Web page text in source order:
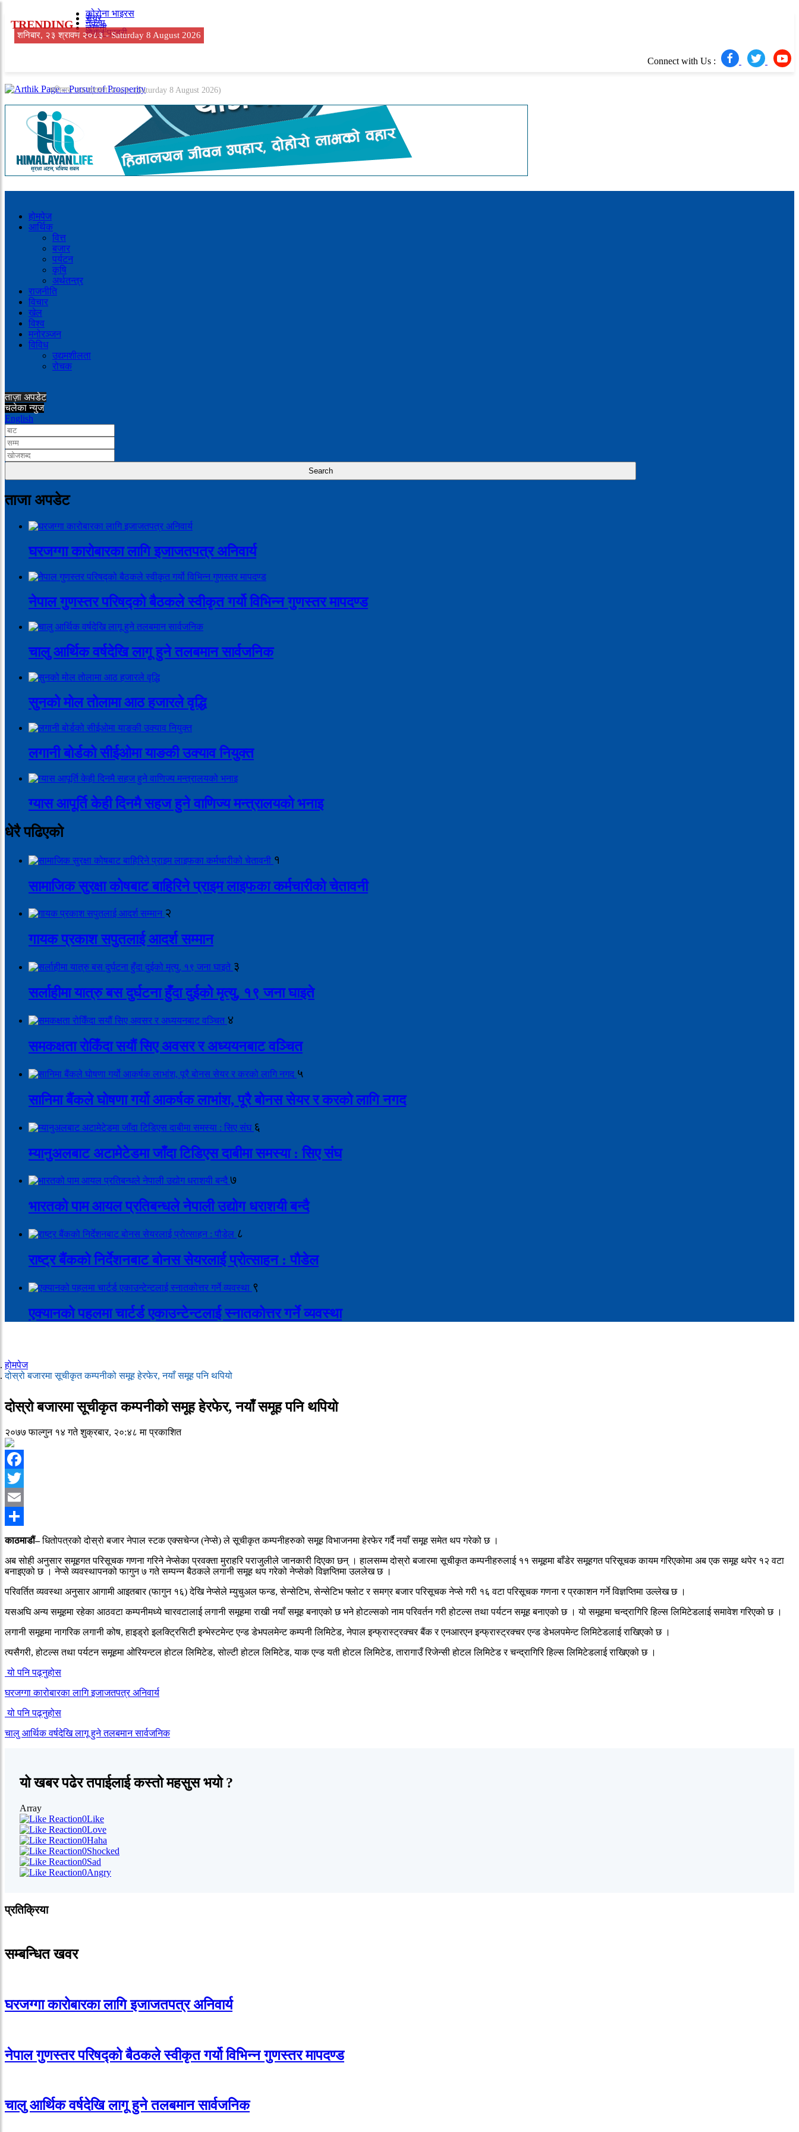
TRENDING
कोरोना भाइरस
सेयर
नेकपा
लगानी
नेपाल प्रहरी
Connect with Us :
शनिबार, २३ श्रावण २०८३ (Saturday 8 August 2026)
शनिबार, २३ श्रावण २०८३ -Saturday 8 August 2026
होमपेज
आर्थिक
वित्त
बजार
पर्यटन
कृषि
अर्थतन्त्र
राजनीति
विचार
खेल
विश्व
मनोरञ्जन
विविध
उद्यमशीलता
रोचक
ताज़ा अपडेट
चलेका न्युज
English
ताजा अपडेट
घरजग्गा कारोबारका लागि इजाजतपत्र अनिवार्य
नेपाल गुणस्तर परिषद्को बैठकले स्वीकृत गर्यो विभिन्न गुणस्तर मापदण्ड
चालु आर्थिक वर्षदेखि लागू हुने तलबमान सार्वजनिक
सुनको मोल तोलामा आठ हजारले वृद्धि
लगानी बोर्डको सीईओमा याङकी उक्याव नियुक्त
ग्यास आपूर्ति केही दिनमै सहज हुने वाणिज्य मन्त्रालयको भनाइ
धेरै पढिएको
१
सामाजिक सुरक्षा कोषबाट बाहिरिने प्राइम लाइफका कर्मचारीको चेतावनी
२
गायक प्रकाश सपुतलाई आदर्श सम्मान
३
सर्लाहीमा यात्रु बस दुर्घटना हुँदा दुईको मृत्यु, १९ जना घाइते
४
समकक्षता रोकिँदा सयौं सिए अवसर र अध्ययनबाट वञ्चित
५
सानिमा बैंकले घोषणा गर्यो आकर्षक लाभांश, पूरै बोनस सेयर र करको लागि नगद
६
म्यानुअलबाट अटामेटेडमा जाँदा टिडिएस दाबीमा समस्या : सिए संघ
७
भारतको पाम आयल प्रतिबन्धले नेपाली उद्योग धराशयी बन्दै
८
राष्ट्र बैंकको निर्देशनबाट बोनस सेयरलाई प्रोत्साहन : पौडेल
९
एक्यानको पहलमा चार्टर्ड एकाउन्टेन्टलाई स्नातकोत्तर गर्ने व्यवस्था
होमपेज
दोस्रो बजारमा सूचीकृत कम्पनीको समूह हेरफेर, नयाँ समूह पनि थपियो
दोस्रो बजारमा सूचीकृत कम्पनीको समूह हेरफेर, नयाँ समूह पनि थपियो
२०७७ फाल्गुन १४ गते शुक्रबार, २०:४८ मा प्रकाशित
Facebook
Twitter
Email
Share
काठमाडौं–धितोपत्रको दोस्रो बजार नेपाल स्टक एक्सचेन्ज (नेप्से) ले सूचीकृत कम्पनीहरुको समूह विभाजनमा हेरफेर गर्दै नयाँ समूह समेत थप गरेको छ ।
अब सोही अनुसार समूहगत परिसूचक गणना गरिने नेप्सेका प्रवक्ता मुराहरि पराजुलीले जानकारी दिएका छन् । हालसम्म दोस्रो बजारमा सूचीकृत कम्पनीहरुलाई ११ समूहमा बाँडेर समूहगत परिसूचक कायम गरिएकोमा अब एक समूह थपेर १२ वटा
बनाइएको छ । नेप्से व्यवस्थापनको फागुन ७ गते सम्पन्न बैठकले लगानी समूह थप गरेको नेप्सेको विज्ञप्तिमा उललेख छ ।
परिवर्तित व्यवस्था अनुसार आगामी आइतबार (फागुन १६) देखि नेप्सेले म्युचुअल फन्ड, सेन्सेटिभ, सेन्सेटिभ फ्लोट र समग्र बजार परिसूचक नेप्से गरी १६ वटा परिसूचक गणना र प्रकाशन गर्ने विज्ञप्तिमा उल्लेख छ ।
यसअघि अन्य समूहमा रहेका आठवटा कम्पनीमध्ये चारवटालाई लगानी समूहमा राखी नयाँ समूह बनाएको छ भने होटल्सको नाम परिवर्तन गरी होटल्स तथा पर्यटन समूह बनाएको छ । यो समूहमा चन्द्रागिरि हिल्स लिमिटेडलाई समावेश गरिएको छ ।
लगानी समूहमा नागरिक लगानी कोष, हाइड्रो इलक्ट्रिसिटी इन्भेस्टमेन्ट एन्ड डेभपलमेन्ट कम्पनी लिमिटेड, नेपाल इन्फ्रास्ट्रक्चर बैंक र एनआरएन इन्फ्रास्ट्रक्चर एन्ड डेभलपमेन्ट लिमिटेडलाई राखिएको छ ।
त्यसैगरी, होटल्स तथा पर्यटन समूहमा ओरियन्टल होटल लिमिटेड, सोल्टी होटल लिमिटेड, याक एन्ड यती होटल लिमिटेड, तारागाउँ रिजेन्सी होटल लिमिटेड र चन्द्रागिरि हिल्स लिमिटेडलाई राखिएको छ ।
यो पनि पढ्नुहोस
घरजग्गा कारोबारका लागि इजाजतपत्र अनिवार्य
यो पनि पढ्नुहोस
चालु आर्थिक वर्षदेखि लागू हुने तलबमान सार्वजनिक
यो खबर पढेर तपाईलाई कस्तो महसुस भयो ?
Array
0Like
0Love
0Haha
0Shocked
0Sad
0Angry
प्रतिक्रिया
सम्बन्धित खवर
घरजग्गा कारोबारका लागि इजाजतपत्र अनिवार्य
नेपाल गुणस्तर परिषद्को बैठकले स्वीकृत गर्यो विभिन्न गुणस्तर मापदण्ड
चालु आर्थिक वर्षदेखि लागू हुने तलबमान सार्वजनिक